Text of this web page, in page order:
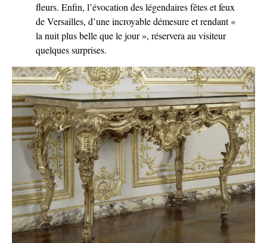
fleurs. Enfin, l’évocation des légendaires fêtes et feux
de Versailles, d’une incroyable démesure et rendant «
la nuit plus belle que le jour », réservera au visiteur
quelques surprises.